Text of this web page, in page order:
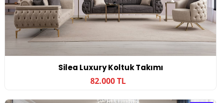
Silea Luxury Koltuk Takımı
82.000 TL